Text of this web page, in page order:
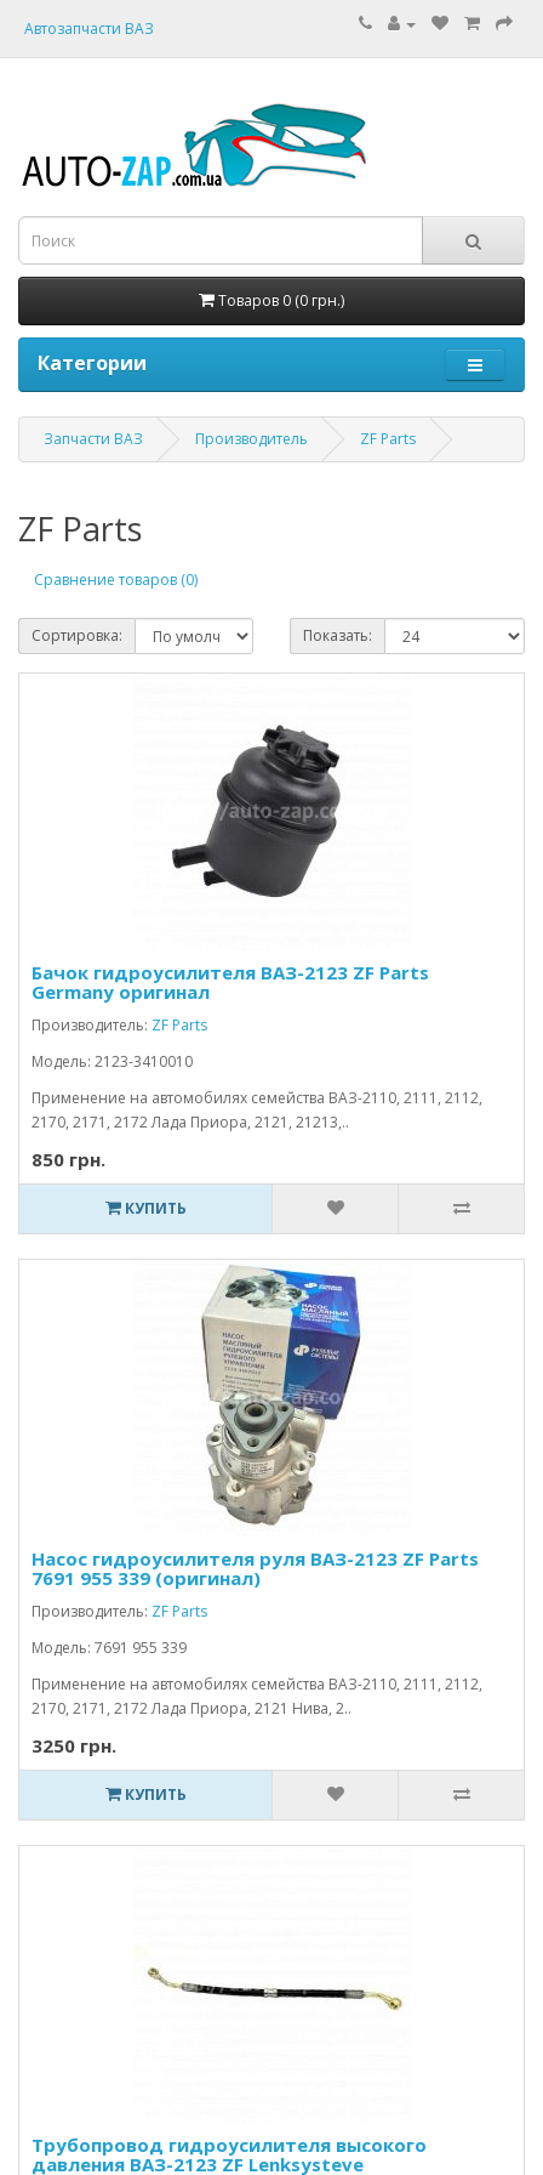
Автозапчасти ВАЗ
Товаров 0 (0 грн.)
Категории
Запчасти ВАЗ Производитель ZF Parts
ZF Parts
Сравнение товаров (0)
Сортировка: Показать:
Бачок гидроусилителя ВАЗ-2123 ZF Parts
Germany оригинал
Производитель: ZF Parts
Модель: 2123-3410010
Применение на автомобилях семейства ВАЗ-2110, 2111, 2112,
2170, 2171, 2172 Лада Приора, 2121, 21213,..
850 грн.
КУПИТЬ
Насос гидроусилителя руля ВАЗ-2123 ZF Parts
7691 955 339 (оригинал)
Производитель: ZF Parts
Модель: 7691 955 339
Применение на автомобилях семейства ВАЗ-2110, 2111, 2112,
2170, 2171, 2172 Лада Приора, 2121 Нива, 2..
3250 грн.
КУПИТЬ
Трубопровод гидроусилителя высокого
давления ВАЗ-2123 ZF Lenksysteve